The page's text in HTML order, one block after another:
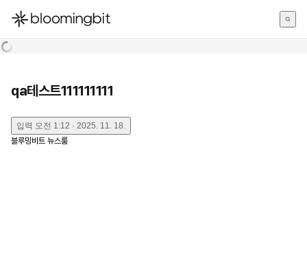
한국어
qa테스트111111111
입력 오전 1:12 · 2025. 11. 18.
블루밍비트 뉴스룸